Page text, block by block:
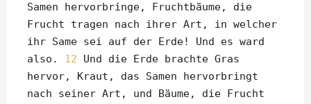
Samen hervorbringe, Fruchtbäume, die
Frucht tragen nach ihrer Art, in welcher
ihr Same sei auf der Erde! Und es ward
also. 12 Und die Erde brachte Gras
hervor, Kraut, das Samen hervorbringt
nach seiner Art, und Bäume, die Frucht